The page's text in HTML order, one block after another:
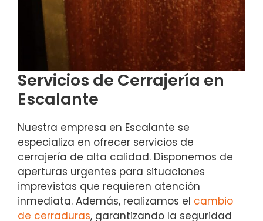
Servicios de Cerrajería en
Escalante
Nuestra empresa en Escalante se
especializa en ofrecer servicios de
cerrajería de alta calidad. Disponemos de
aperturas urgentes para situaciones
imprevistas que requieren atención
inmediata. Además, realizamos el cambio
de cerraduras, garantizando la seguridad